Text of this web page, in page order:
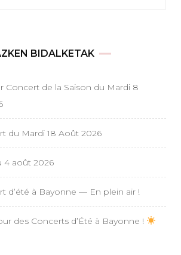
BIDALKETAK
Concert de la Saison du Mardi 8
du Mardi 18 Août 2026
4 août 2026
d’été à Bayonne — En plein air !
des Concerts d’Été à Bayonne !